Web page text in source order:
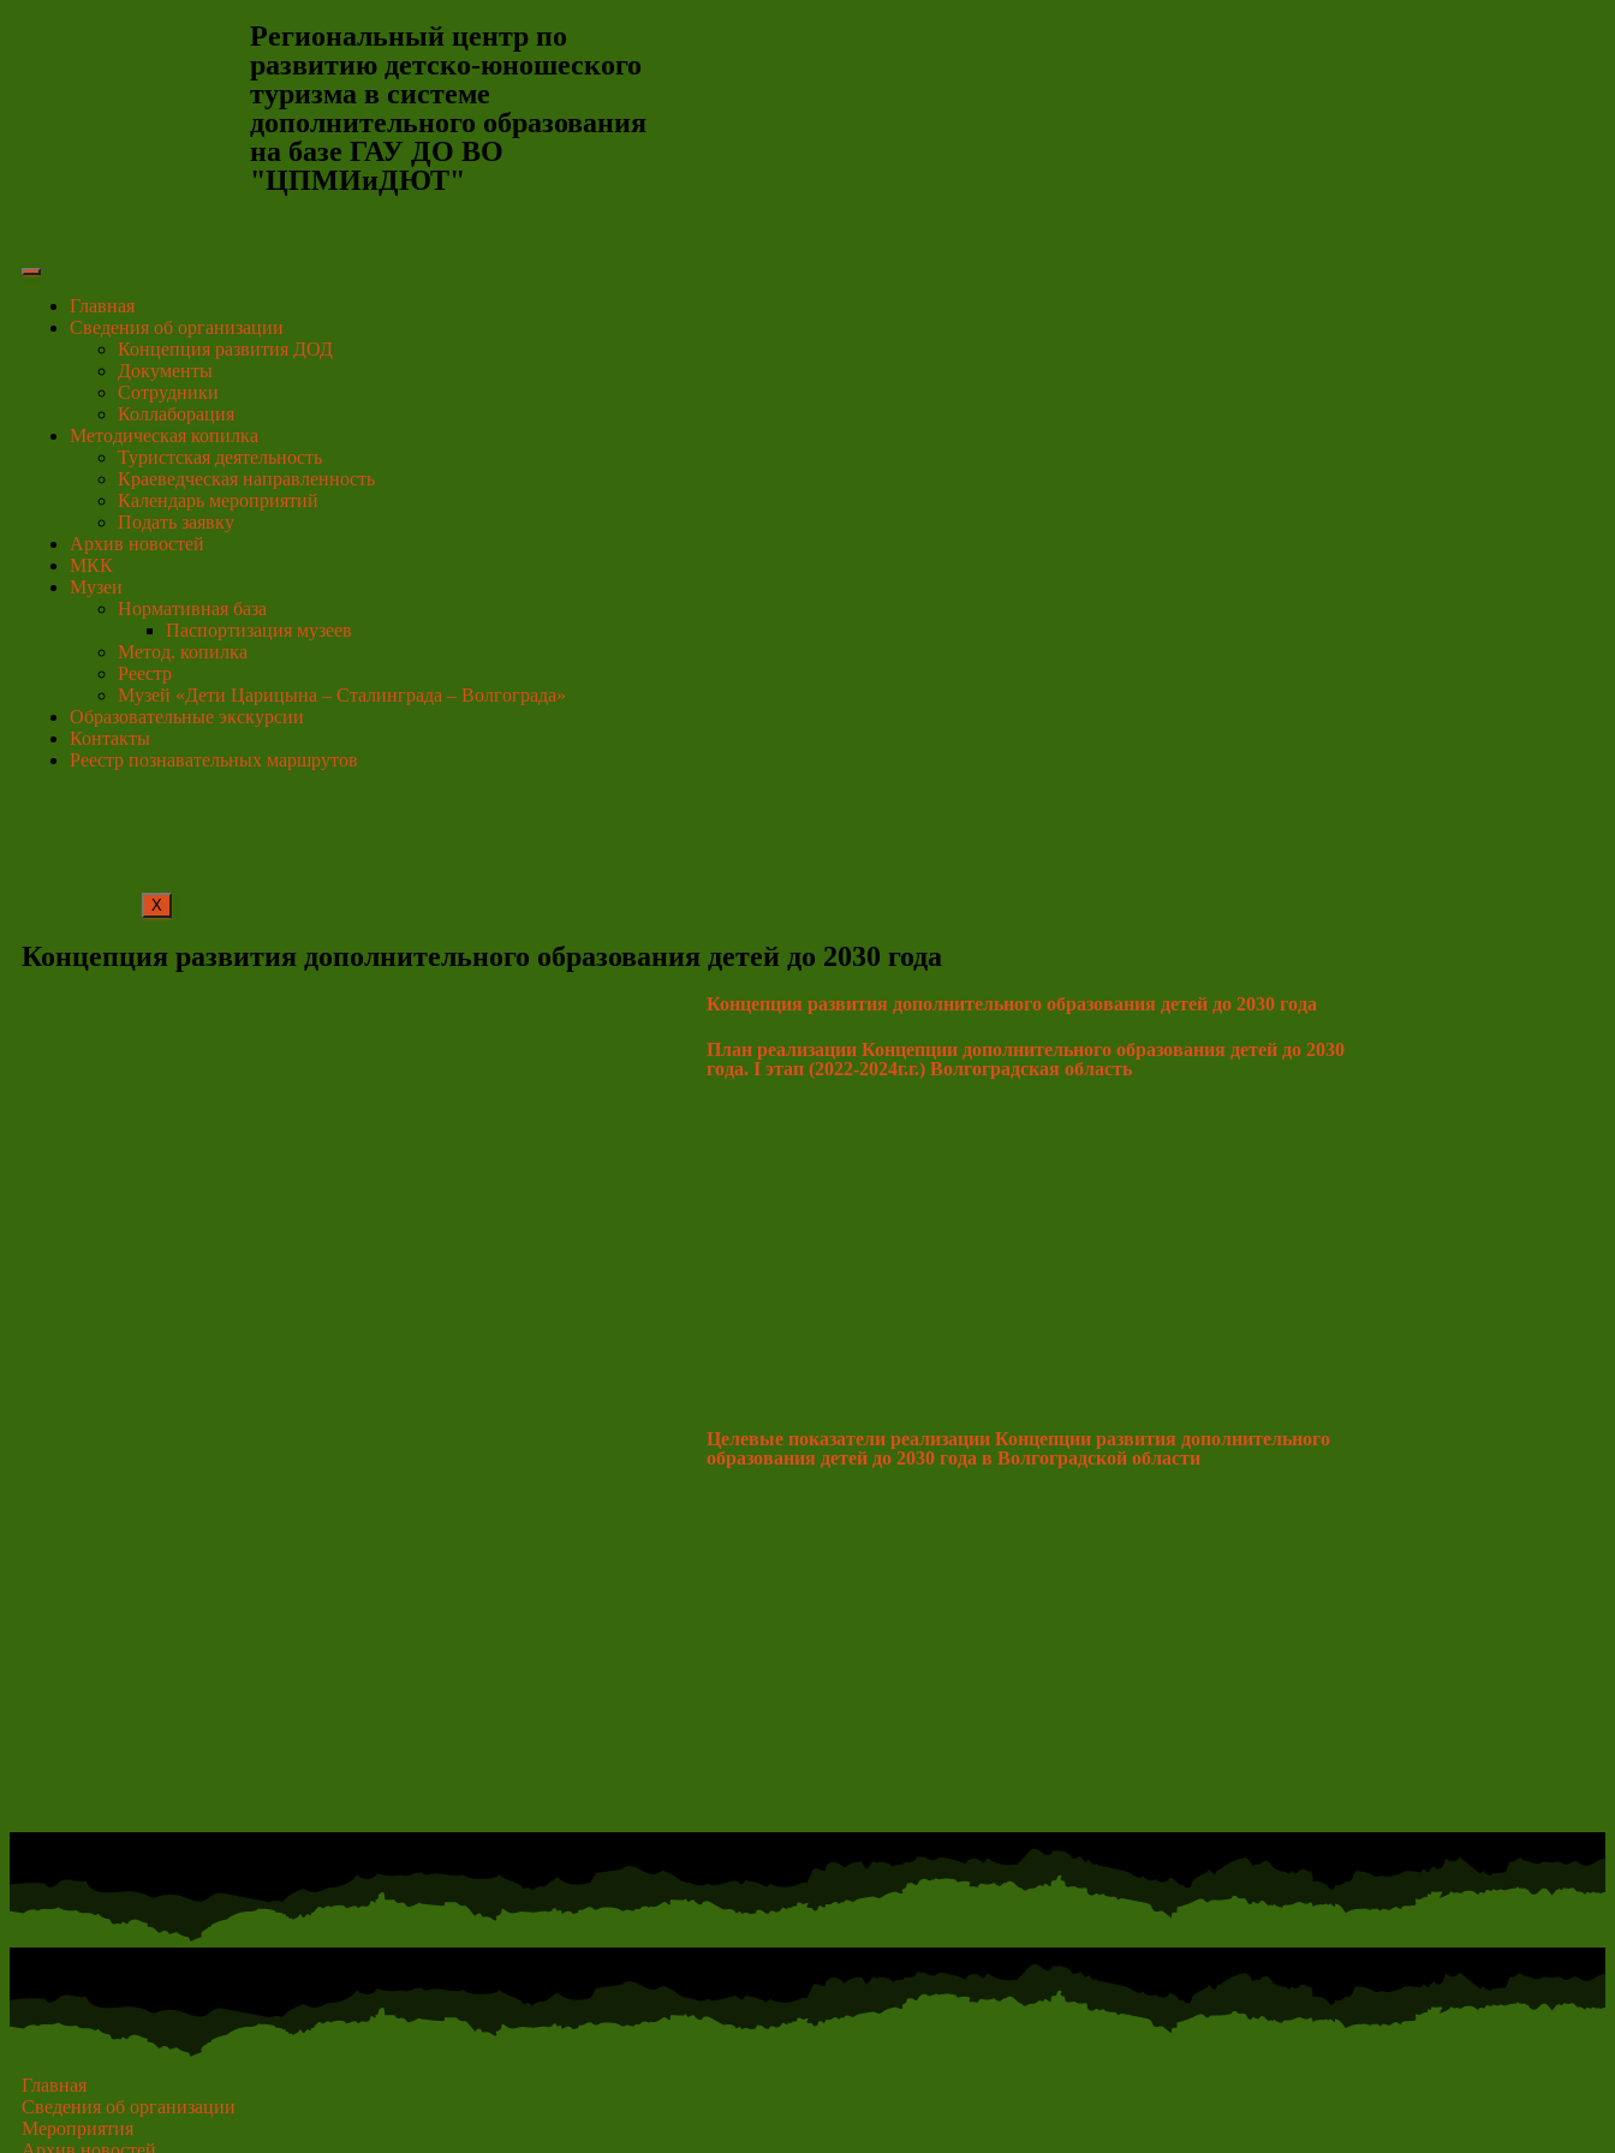
Региональный центр по
развитию детско-юношеского
туризма в системе
дополнительного образования
на базе ГАУ ДО ВО
"ЦПМИиДЮТ"
Главная
Сведения об организации
Концепция развития ДОД
Документы
Сотрудники
Коллаборация
Методическая копилка
Туристская деятельность
Краеведческая направленность
Календарь мероприятий
Подать заявку
Архив новостей
МКК
Музеи
Нормативная база
Паспортизация музеев
Метод. копилка
Реестр
Музей «Дети Царицына – Сталинграда – Волгограда»
Образовательные экскурсии
Контакты
Реестр познавательных маршрутов
X
Концепция развития дополнительного образования детей до 2030 года
Концепция развития дополнительного образования детей до 2030 года
План реализации Концепции дополнительного образования детей до 2030
года. I этап (2022-2024г.г.) Волгоградская область
Целевые показатели реализации Концепции развития дополнительного
образования детей до 2030 года в Волгоградской области
Главная
Сведения об организации
Мероприятия